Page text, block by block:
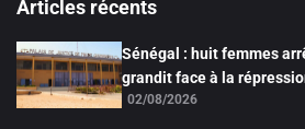
Articles récents
Sénégal : huit femmes
grandit face à la
02/08/2026